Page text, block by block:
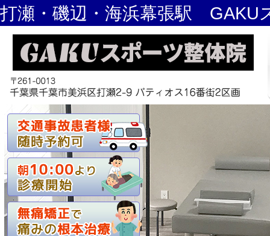
打瀬・磯辺・海浜幕張駅 GAKU